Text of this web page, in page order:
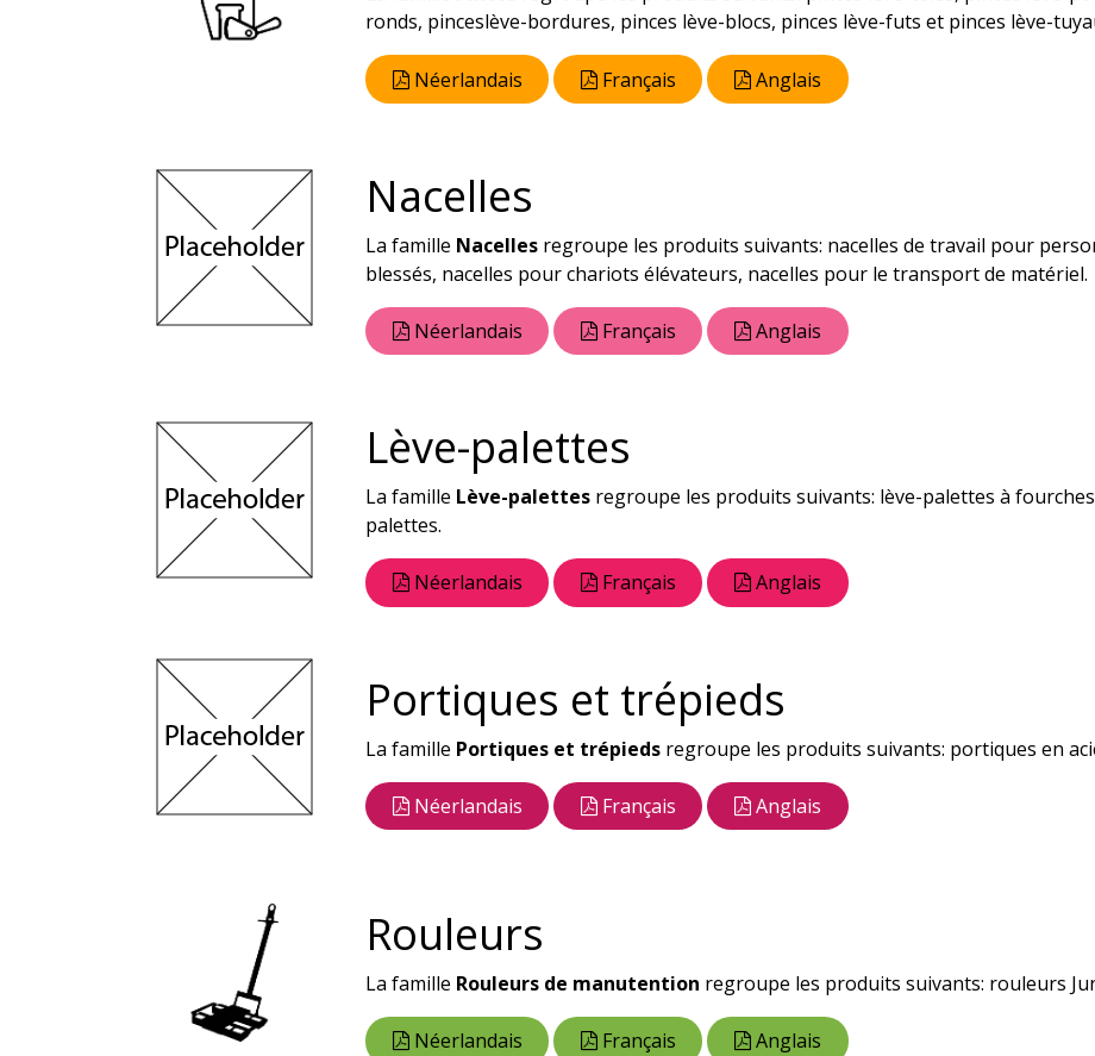
ronds, pinceslève-bordures, pinces lève-blocs, pinces lève-futs et pinces lève-
Néerlandais Français Anglais
Nacelles
La famille Nacelles regroupe les produits suivants: nacelles de travail pour
blessés, nacelles pour chariots élévateurs, nacelles pour le transport de matériel.
Néerlandais Français Anglais
Lève-palettes
La famille Lève-palettes regroupe les produits suivants: lève-palettes à
palettes.
Néerlandais Français Anglais
Portiques et trépieds
La famille Portiques et trépieds regroupe les produits suivants: portiques en
Néerlandais Français Anglais
Rouleurs
La famille Rouleurs de manutention regroupe les produits suivants: rouleurs
Néerlandais Français Anglais